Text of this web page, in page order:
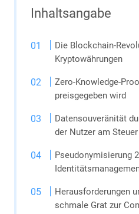
Inhaltsangabe
Die Blockchain-
Kryptowährungen
Zero-Knowledge-
preisgegeben wird
Datensouveränität
der Nutzer am Steuer
Pseudonymisierung
Herausforderungen
schmale Grat zur